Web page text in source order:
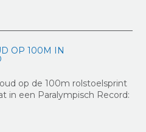
OP 100M IN
op de 100m rolstoelsprint
in een Paralympisch Record: